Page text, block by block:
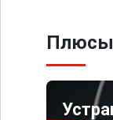
Плюсы